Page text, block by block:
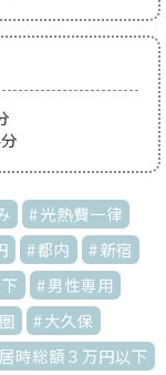
光熱費一律
都内
新宿
男性専用
大久保
時総額３万円以下